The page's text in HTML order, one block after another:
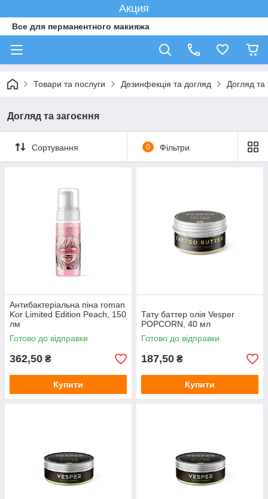
Акция
Все для перманентного макияжа
Товари та послуги Дезинфекція та догляд Догляд та
Догляд та загоєння
Сортування 0 Фільтри
Антибактеріальна піна roman
Kor Limited Edition Peach, 150
лм
Готово до відправки
362,50 ₴
Купити
Тату баттер олія Vesper
POPCORN, 40 мл
Готово до відправки
187,50 ₴
Купити